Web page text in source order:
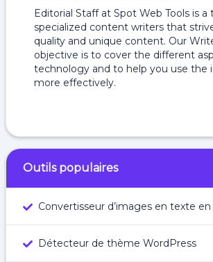
Editorial Staff at Spot Web Tools is
specialized content writers that
quality and unique content. Our
objective is to cover the different
technology and to help you use the
more effectively.
Outils populaires
Convertisseur d’images en texte
Détecteur de thème WordPress